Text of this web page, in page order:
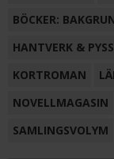
BÖCKER:
HANTVERK &
KORTROMAN
NOVELLMAGASIN
SAMLINGSVOLYM